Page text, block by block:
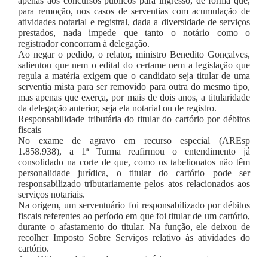
para remoção, nos casos de serventias com acumulação de
atividades notarial e registral, dada a diversidade de serviços
prestados, nada impede que tanto o notário como o
registrador concorram à delegação.
Ao negar o pedido, o relator, ministro Benedito Gonçalves,
salientou que nem o edital do certame nem a legislação que
regula a matéria exigem que o candidato seja titular de uma
serventia mista para ser removido para outra do mesmo tipo,
mas apenas que exerça, por mais de dois anos, a titularidade
da delegação anterior, seja ela notarial ou de registro.
Responsabilidade tributária do titular do cartório por débitos
fiscais
No exame de agravo em recurso especial (AREsp
1.858.938), a 1ª Turma reafirmou o entendimento já
consolidado na corte de que, como os tabelionatos não têm
personalidade jurídica, o titular do cartório pode ser
responsabilizado tributariamente pelos atos relacionados aos
serviços notariais.
Na origem, um serventuário foi responsabilizado por débitos
fiscais referentes ao período em que foi titular de um cartório,
durante o afastamento do titular. Na função, ele deixou de
recolher Imposto Sobre Serviços relativo às atividades do
cartório.